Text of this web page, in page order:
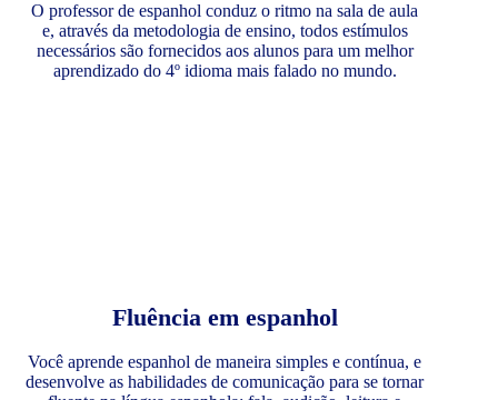
O professor de espanhol conduz o ritmo na sala de aula
e, através da metodologia de ensino, todos estímulos
necessários são fornecidos aos alunos para um melhor
aprendizado do 4º idioma mais falado no mundo.
Fluência em espanhol
Você aprende espanhol de maneira simples e contínua, e
desenvolve as habilidades de comunicação para se tornar